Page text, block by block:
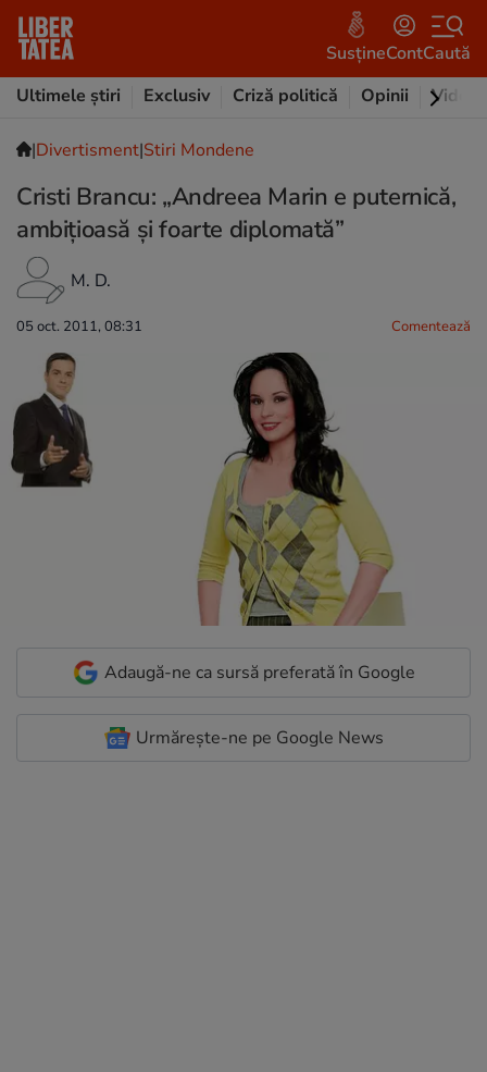
SusțineContCaută
Ultimele știri
Exclusiv Criză politică Opinii Video
|Divertisment|Stiri Mondene
Cristi Brancu: „Andreea Marin e puternică,
ambițioasă și foarte diplomată”
M. D.
05 oct. 2011, 08:31 Comentează
Adaugă-ne ca sursă preferată în Google
Urmărește-ne pe Google News